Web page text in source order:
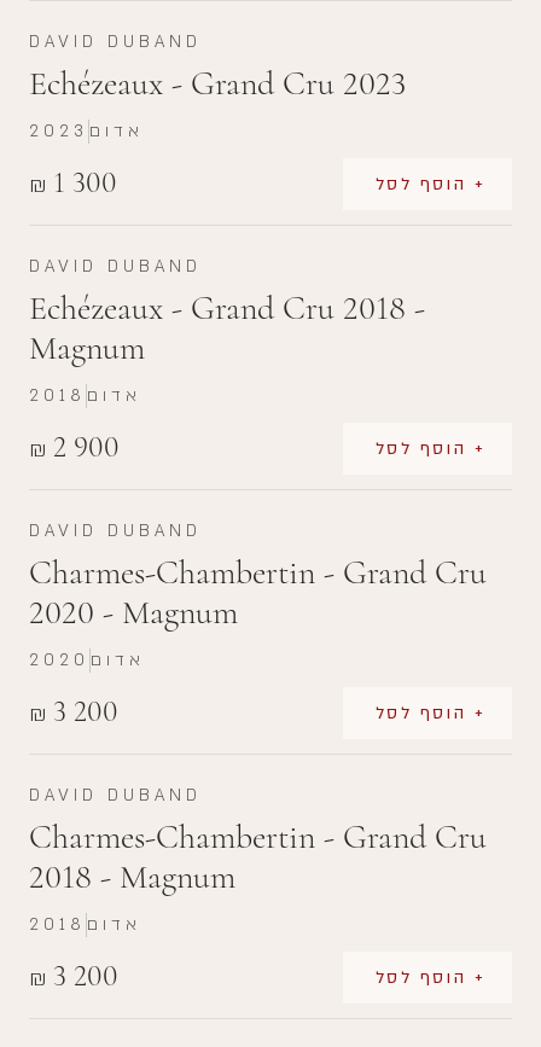
DAVID DUBAND
Echézeaux - Grand Cru 2023
₪ 1 300 + הוסף לסל
2023 אדום
DAVID DUBAND
Echézeaux - Grand Cru 2018 -
Magnum
₪ 2 900 + הוסף לסל
2018 אדום
DAVID DUBAND
Charmes-Chambertin - Grand Cru
2020 - Magnum
₪ 3 200 + הוסף לסל
2020 אדום
DAVID DUBAND
Charmes-Chambertin - Grand Cru
2018 - Magnum
₪ 3 200 + הוסף לסל
2018 אדום